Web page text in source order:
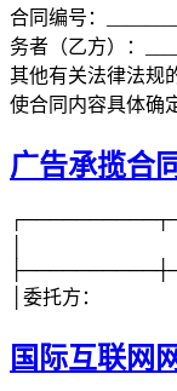
合同编号：
务者（乙方）：
其他有关法律法规
使合同内容具体确
广告承揽合
│ │合
│委托方
国际互联网